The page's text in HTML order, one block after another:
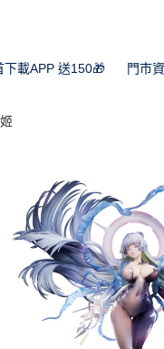
下載APP 送150🎁 門市